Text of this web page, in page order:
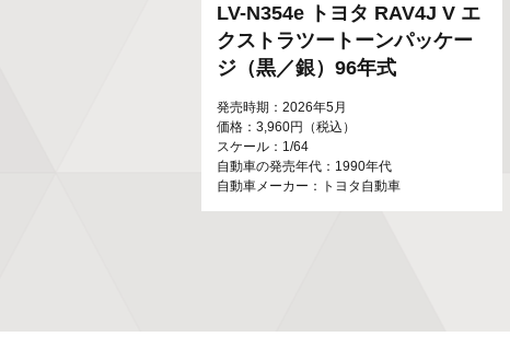
LV-N354e トヨタ RAV4J V エ
クストラツートーンパッケー
ジ（黒／銀）96年式
発売時期：2026年5月
価格：3,960円（税込）
スケール：1/64
自動車の発売年代：1990年代
自動車メーカー：トヨタ自動車